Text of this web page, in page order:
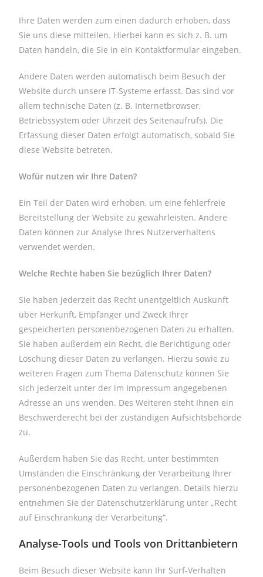
Ihre Daten werden zum einen dadurch erhoben, dass
Sie uns diese mitteilen. Hierbei kann es sich z. B. um
Daten handeln, die Sie in ein Kontaktformular eingeben.
Andere Daten werden automatisch beim Besuch der
Website durch unsere IT-Systeme erfasst. Das sind vor
allem technische Daten (z. B. Internetbrowser,
Betriebssystem oder Uhrzeit des Seitenaufrufs). Die
Erfassung dieser Daten erfolgt automatisch, sobald Sie
diese Website betreten.
Wofür nutzen wir Ihre Daten?
Ein Teil der Daten wird erhoben, um eine fehlerfreie
Bereitstellung der Website zu gewährleisten. Andere
Daten können zur Analyse Ihres Nutzerverhaltens
verwendet werden.
Welche Rechte haben Sie bezüglich Ihrer Daten?
Sie haben jederzeit das Recht unentgeltlich Auskunft
über Herkunft, Empfänger und Zweck Ihrer
gespeicherten personenbezogenen Daten zu erhalten.
Sie haben außerdem ein Recht, die Berichtigung oder
Löschung dieser Daten zu verlangen. Hierzu sowie zu
weiteren Fragen zum Thema Datenschutz können Sie
sich jederzeit unter der im Impressum angegebenen
Adresse an uns wenden. Des Weiteren steht Ihnen ein
Beschwerderecht bei der zuständigen Aufsichtsbehörde
zu.
Außerdem haben Sie das Recht, unter bestimmten
Umständen die Einschränkung der Verarbeitung Ihrer
personenbezogenen Daten zu verlangen. Details hierzu
entnehmen Sie der Datenschutzerklärung unter „Recht
auf Einschränkung der Verarbeitung“.
Analyse-Tools und Tools von Drittanbietern
Beim Besuch dieser Website kann Ihr Surf-Verhalten